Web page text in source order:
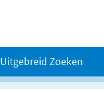
Uitgebreid Zoeken